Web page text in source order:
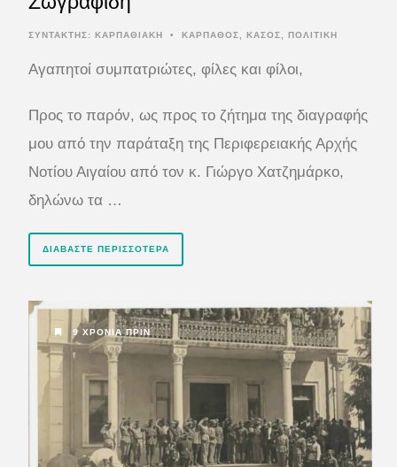
ΣΥΝΤΆΚΤΗΣ: ΚΑΡΠΑΘΙΑΚΗ • ΚΑΡΠΑΘΟΣ, ΚΑΣΟΣ, ΠΟΛΙΤΙΚΗ
Αγαπητοί συμπατριώτες, φίλες και φίλοι,
Προς το παρόν, ως προς το ζήτημα της διαγραφής
μου από την παράταξη της Περιφερειακής Αρχής
Νοτίου Αιγαίου από τον κ. Γιώργο Χατζημάρκο,
δηλώνω τα …
ΔΙΑΒΆΣΤΕ ΠΕΡΙΣΣΌΤΕΡΑ
9 ΧΡΌΝΙΑ ΠΡΙΝ